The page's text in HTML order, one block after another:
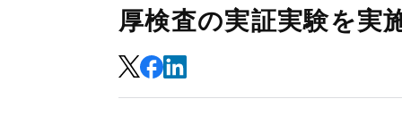
厚検査の実証実験を実